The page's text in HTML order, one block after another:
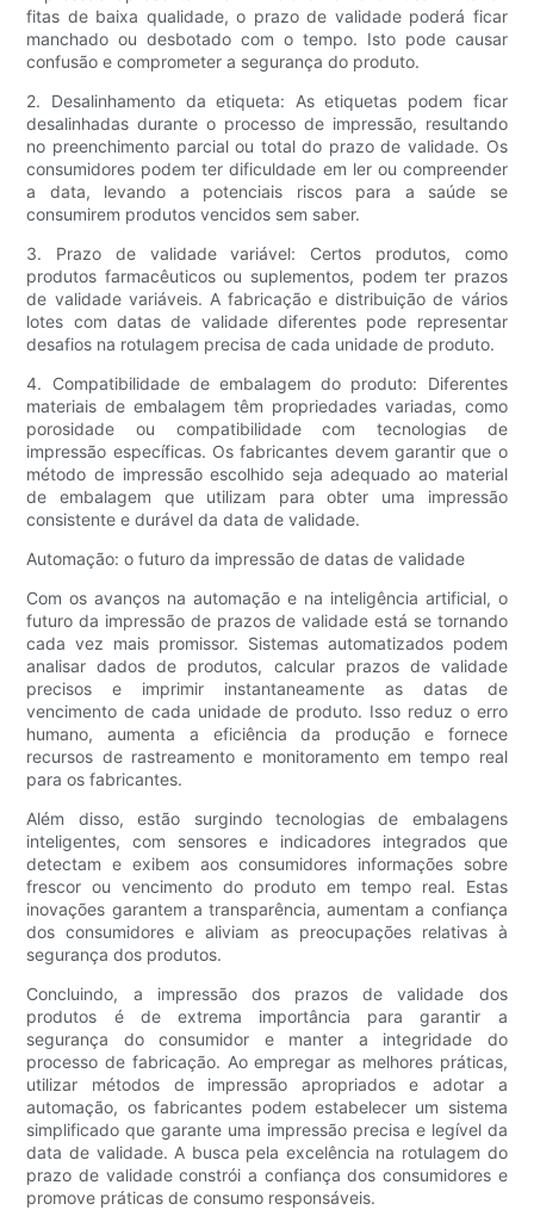
fitas de baixa qualidade, o prazo de validade poderá ficar
manchado ou desbotado com o tempo. Isto pode causar
confusão e comprometer a segurança do produto.
2. Desalinhamento da etiqueta: As etiquetas podem ficar
desalinhadas durante o processo de impressão, resultando
no preenchimento parcial ou total do prazo de validade. Os
consumidores podem ter dificuldade em ler ou compreender
a data, levando a potenciais riscos para a saúde se
consumirem produtos vencidos sem saber.
3. Prazo de validade variável: Certos produtos, como
produtos farmacêuticos ou suplementos, podem ter prazos
de validade variáveis. A fabricação e distribuição de vários
lotes com datas de validade diferentes pode representar
desafios na rotulagem precisa de cada unidade de produto.
4. Compatibilidade de embalagem do produto: Diferentes
materiais de embalagem têm propriedades variadas, como
porosidade ou compatibilidade com tecnologias de
impressão específicas. Os fabricantes devem garantir que o
método de impressão escolhido seja adequado ao material
de embalagem que utilizam para obter uma impressão
consistente e durável da data de validade.
Automação: o futuro da impressão de datas de validade
Com os avanços na automação e na inteligência artificial, o
futuro da impressão de prazos de validade está se tornando
cada vez mais promissor. Sistemas automatizados podem
analisar dados de produtos, calcular prazos de validade
precisos e imprimir instantaneamente as datas de
vencimento de cada unidade de produto. Isso reduz o erro
humano, aumenta a eficiência da produção e fornece
recursos de rastreamento e monitoramento em tempo real
para os fabricantes.
Além disso, estão surgindo tecnologias de embalagens
inteligentes, com sensores e indicadores integrados que
detectam e exibem aos consumidores informações sobre
frescor ou vencimento do produto em tempo real. Estas
inovações garantem a transparência, aumentam a confiança
dos consumidores e aliviam as preocupações relativas à
segurança dos produtos.
Concluindo, a impressão dos prazos de validade dos
produtos é de extrema importância para garantir a
segurança do consumidor e manter a integridade do
processo de fabricação. Ao empregar as melhores práticas,
utilizar métodos de impressão apropriados e adotar a
automação, os fabricantes podem estabelecer um sistema
simplificado que garante uma impressão precisa e legível da
data de validade. A busca pela excelência na rotulagem do
prazo de validade constrói a confiança dos consumidores e
promove práticas de consumo responsáveis.